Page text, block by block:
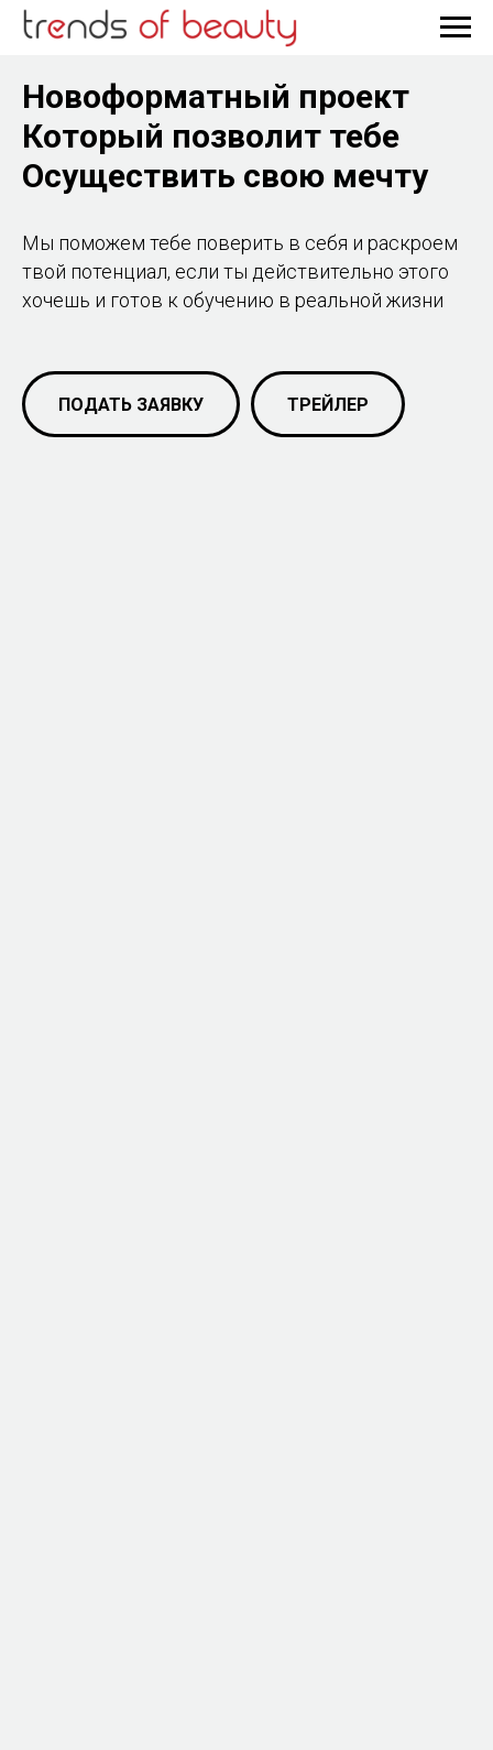
Новоформатный проект
Который позволит тебе
Осуществить свою мечту
Мы поможем тебе поверить в себя и раскроем
твой потенциал, если ты действительно этого
хочешь и готов к обучению в реальной жизни
ПОДАТЬ ЗАЯВКУ ТРЕЙЛЕР